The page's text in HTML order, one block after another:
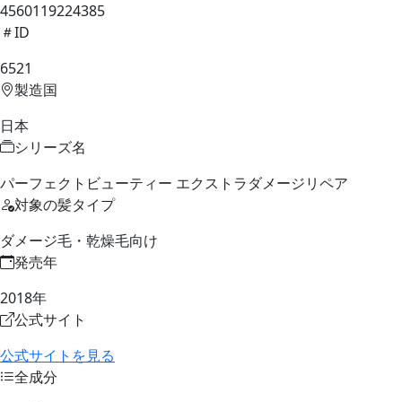
4560119224385
ID
6521
製造国
日本
シリーズ名
パーフェクトビューティー エクストラダメージリペア
対象の髪タイプ
ダメージ毛・乾燥毛向け
発売年
2018年
公式サイト
公式サイトを見る
全成分